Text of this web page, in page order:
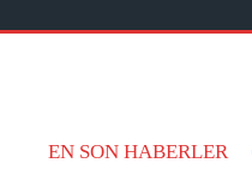
EN SON HABERLER